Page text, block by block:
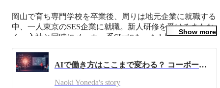
岡山で育ち専門学校を卒業後、周りは地元企業に就職する
中、一人東京のSES企業に就職。新人研修を受けるまもな
く、入社と同時にメーカー系SIerにたった1人で常駐するこ
とに。その状況を全力で楽しみながら取り組んだ結果、
様々な業務システムの主要メンバーとして開発に携わるこ
とになりました。要件定義、設計、開発、テスト、保守ま
で幅広い業務を担当してきました。
Show more
AIで働き方はここまで変わる？ コーボーの業務DXへの挑戦と舞台裏！
Naoki Yoneda's story